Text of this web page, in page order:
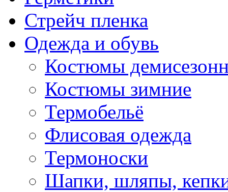
Стрейч пленка
Одежда и обувь
Костюмы
Костюмы зимние
Термобельё
Флисовая одежда
Термоноски
Шапки, шляпы,